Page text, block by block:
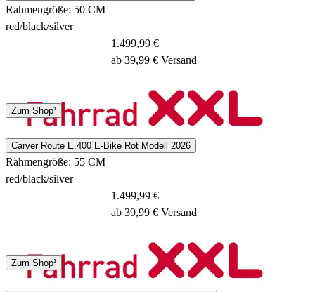
Rahmengröße: 50 CM
red/black/silver
Spedition
3 - 5 Tage
1.499,99 €
ab 39,99 € Versand
Zum Shop¹
Carver Route E.400 E-Bike Rot Modell 2026
Rahmengröße: 55 CM
red/black/silver
Spedition
3 - 5 Tage
1.499,99 €
ab 39,99 € Versand
Zum Shop¹